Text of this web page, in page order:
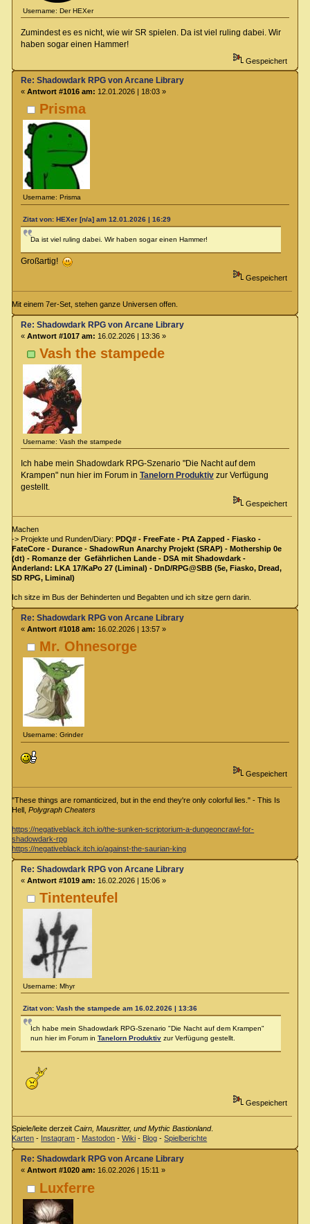
Username: Der HEXer
Zumindest es es nicht, wie wir SR spielen. Da ist viel ruling dabei. Wir
haben sogar einen Hammer!
Gespeichert
Prisma
Username: Prisma
Re: Shadowdark RPG von Arcane Library
« Antwort #1016 am: 12.01.2026 | 18:03 »
Zitat von: HEXer [n/a] am 12.01.2026 | 16:29
Da ist viel ruling dabei. Wir haben sogar einen Hammer!
Großartig!
Gespeichert
Mit einem 7er-Set, stehen ganze Universen offen.
Vash the stampede
Username: Vash the stampede
Re: Shadowdark RPG von Arcane Library
« Antwort #1017 am: 16.02.2026 | 13:36 »
Ich habe mein Shadowdark RPG-Szenario "Die Nacht auf dem
Krampen" nun hier im Forum in Tanelorn Produktivzur Verfügung
gestellt.
Gespeichert
Machen
-> Projekte und Runden/Diary:PDQ# - FreeFate - PtA Zapped - Fiasko -
FateCore - Durance - ShadowRun Anarchy Projekt (SRAP) - Mothership 0e
(dt) - Romanze der Gefährlichen Lande - DSA mit Shadowdark -
Anderland: LKA 17/KaPo 27 (Liminal) - DnD/RPG@SBB (5e, Fiasko, Dread,
SD RPG, Liminal)
Ich sitze im Bus der Behinderten und Begabten und ich sitze gern darin.
Mr. Ohnesorge
Username: Grinder
Re: Shadowdark RPG von Arcane Library
« Antwort #1018 am: 16.02.2026 | 13:57 »
Gespeichert
"These things are romanticized, but in the end they're only colorful lies." - This Is
Hell,Polygraph Cheaters
https://negativeblack.itch.io/the-sunken-scriptorium-a-dungeoncrawl-for-
shadowdark-rpg
https://negativeblack.itch.io/against-the-saurian-king
Tintenteufel
Username: Mhyr
Re: Shadowdark RPG von Arcane Library
« Antwort #1019 am: 16.02.2026 | 15:06 »
Zitat von: Vash the stampede am 16.02.2026 | 13:36
Ich habe mein Shadowdark RPG-Szenario "Die Nacht auf dem Krampen"
nun hier im Forum in Tanelorn Produktivzur Verfügung gestellt.
Gespeichert
Spiele/leite derzeitCairn, Mausritter, und Mythic Bastionland.
Karten - Instagram - Mastodon -Wiki - Blog -Spielberichte
Luxferre
Re: Shadowdark RPG von Arcane Library
« Antwort #1020 am: 16.02.2026 | 15:11 »